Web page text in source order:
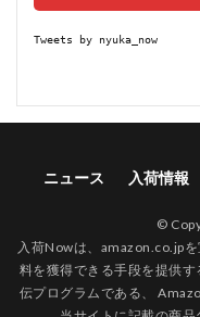
Tweets by nyuka_now
ニュース 入荷情報
©
入荷Nowは、amazon.co.jp
料を獲得できる手段を提供
伝プログラムである、